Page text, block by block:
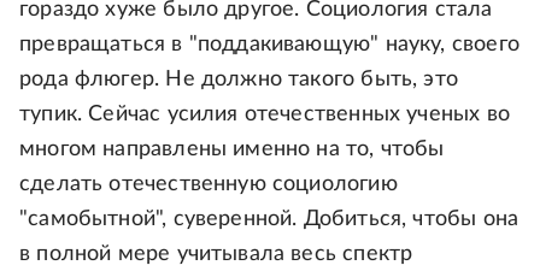
гораздо хуже было другое. Социология стала
превращаться в "поддакивающую" науку, своего
рода флюгер. Не должно такого быть, это
тупик. Сейчас усилия отечественных ученых во
многом направлены именно на то, чтобы
сделать отечественную социологию
"самобытной", суверенной. Добиться, чтобы она
в полной мере учитывала весь спектр